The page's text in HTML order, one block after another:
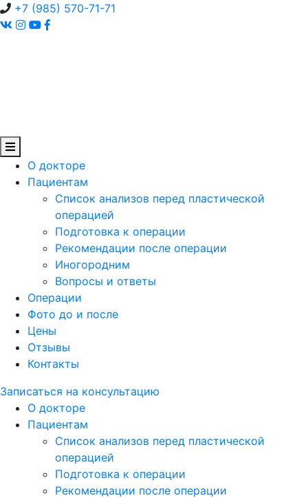
+7 (985) 570-71-71
О докторе
Пациентам
Список анализов перед пластической
операцией
Подготовка к операции
Рекомендации после операции
Иногородним
Вопросы и ответы
Операции
Фото до и после
Цены
Отзывы
Контакты
Записаться на консультацию
О докторе
Пациентам
Список анализов перед пластической
операцией
Подготовка к операции
Рекомендации после операции